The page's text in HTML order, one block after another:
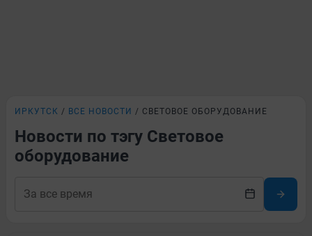
ИРКУТСК ВСЕ НОВОСТИ СВЕТОВОЕ ОБОРУДОВАНИЕ
Новости по тэгу Световое
оборудование